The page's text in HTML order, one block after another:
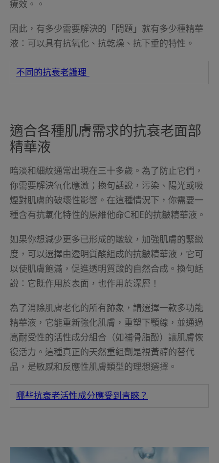
療效。。
因此，有多少需要解決的「問題」就有多少種精華
液：可以具有抗氧化、抗乾燥、抗下垂的特性。
不同的抗衰老護理
適合各種肌膚需求的抗衰老面部
精華液
暗淡和細紋通常出現在三十多歲。為了防止它們，
你需要解決氧化應激；換句話說，污染、陽光或吸
煙對肌膚的破壞性影響。在這種情況下，你需要一
種含有抗氧化特性的原維他命C和E的抗皺精華液。
如果你想減少更多已形成的皺紋，加強肌膚的緊緻
度，可以選擇由透明質酸組成的抗皺精華液，它可
以使肌膚飽滿，促進透明質酸的自然合成。換句話
說：它既作用於表面，也作用於深層！
為了消除肌膚老化的所有跡象，請選擇一款多功能
精華液，它能重新強化肌膚，重塑下顎線，並通過
高耐受性的活性成分組合（如補骨脂酚）讓肌膚恢
復活力。這種真正的天然重組劑是視黃醇的替代
品，是敏感和反應性肌膚類型的理想選擇。
哪些抗衰老活性成分應受到青睞？